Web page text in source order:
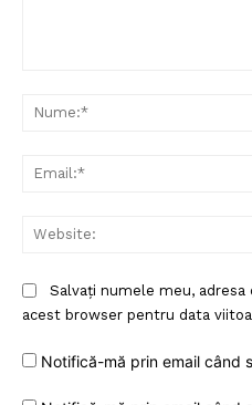
Salvați numele meu,
acest browser pentru data
Notifică-mă prin email când